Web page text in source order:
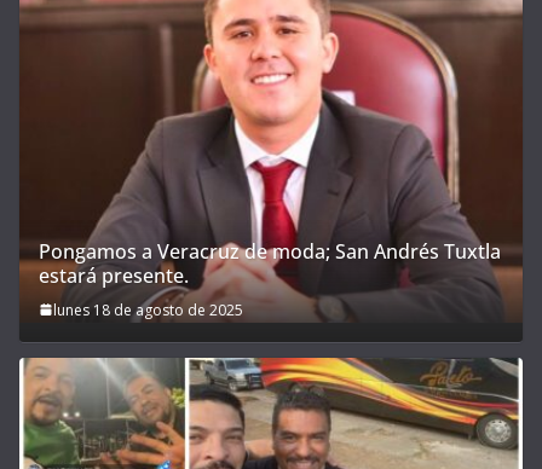
Pongamos a Veracruz de moda; San Andrés Tuxtla
estará presente.
lunes 18 de agosto de 2025